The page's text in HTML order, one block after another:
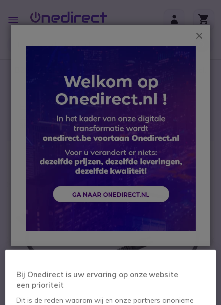
Toggle
Nav
btw)
Portofoons
Accessoires
Aansluitkabels
3M Peltor FLX2-64 kabel, Icom aansluiting
Bij Onedirect is uw ervaring op onze website
een prioriteit
Dit is de reden waarom wij en onze partners anonieme